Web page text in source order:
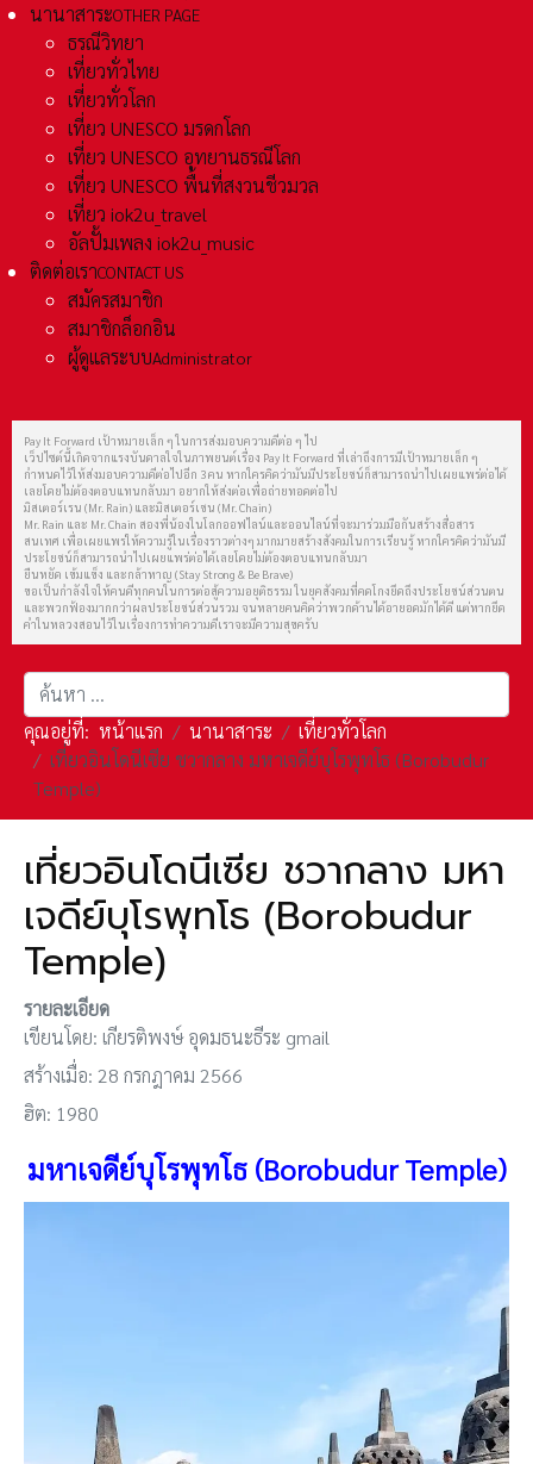
นานาสาระOTHER PAGE
ธรณีวิทยา
เที่ยวทั่วไทย
เที่ยวทั่วโลก
เที่ยว UNESCO มรดกโลก
เที่ยว UNESCO อุทยานธรณีโลก
เที่ยว UNESCO พื้นที่สงวนชีวมวล
เที่ยว iok2u_travel
อัลปั้มเพลง iok2u_music
ติดต่อเราCONTACT US
สมัครสมาชิก
สมาชิกล็อกอิน
ผู้ดูแลระบบAdministrator
Pay It Forward เป้าหมายเล็ก ๆ ในการส่งมอบความดีต่อ ๆ ไป
เว็ปไซต์นี้เกิดจากแรงบันดาลใจในภาพยนต์เรื่อง Pay It Forward ที่เล่าถึงการมีเป้าหมายเล็ก ๆ
กำหนดไว้ให้ส่งมอบความดีต่อไปอีก 3 คน หากใครคิดว่ามันมีประโยชน์ก็สามารถนำไปเผยแพร่ต่อได้
เลยโดยไม่ต้องตอบแทนกลับมา อยากให้ส่งต่อเพื่อถ่ายทอดต่อไป
มิสเตอร์เรน (Mr. Rain) และมิสเตอร์เชน (Mr. Chain)
Mr. Rain และ Mr. Chain สองพี่น้องในโลกออฟไลน์และออนไลน์ที่จะมาร่วมมือกันสร้างสื่อสาร
สนเทศ เพื่อเผยแพร่ให้ความรู้ในเรื่องราวต่างๆ มากมายสร้างสังคมในการเรียนรู้ หากใครคิดว่ามันมี
ประโยชน์ก็สามารถนำไปเผยแพร่ต่อได้เลยโดยไม่ต้องตอบแทนกลับมา
ยืนหยัด เข้มแข็ง และกล้าหาญ (Stay Strong & Be Brave)
ขอเป็นกำลังใจให้คนดีทุกคนในการต่อสู้ความอยุติธรรม ในยุคสังคมที่คดโกงยึดถึงประโยชน์ส่วนตน
และพวกฟ้องมากกว่าผลประโยชน์ส่วนรวม จนหลายคนคิดว่าพวกด้านได้อายอดมักได้ดี แต่หากยึด
คำในหลวงสอนไว้ในเรื่องการทำความดีเราจะมีความสุขครับ
การค้นหา
คุณอยู่ที่: หน้าแรก นานาสาระ
เที่ยวทั่วโลก
เที่ยวอินโดนีเซีย ชวากลาง มหาเจดีย์บุโรพุทโธ (Borobudur
Temple)
เที่ยวอินโดนีเซีย ชวากลาง มหา
เจดีย์บุโรพุทโธ (Borobudur
Temple)
รายละเอียด
เขียนโดย: เกียรติพงษ์ อุดมธนะธีระ gmail
สร้างเมื่อ: 28 กรกฎาคม 2566
ฮิต: 1980
มหาเจดีย์บุโรพุทโธ (Borobudur Temple)